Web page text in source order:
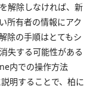
解除しなければ、新
所有者の情報にアク
除の手順はとてもシ
失する可能性がある
内での操作方法
明することで、柏に